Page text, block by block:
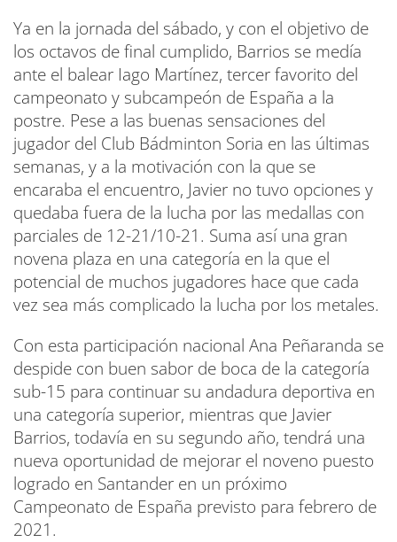
Ya en la jornada del sábado, y con el objetivo de
los octavos de final cumplido, Barrios se medía
ante el balear Iago Martínez, tercer favorito del
campeonato y subcampeón de España a la
postre. Pese a las buenas sensaciones del
jugador del Club Bádminton Soria en las últimas
semanas, y a la motivación con la que se
encaraba el encuentro, Javier no tuvo opciones y
quedaba fuera de la lucha por las medallas con
parciales de 12-21/10-21. Suma así una gran
novena plaza en una categoría en la que el
potencial de muchos jugadores hace que cada
vez sea más complicado la lucha por los metales.
Con esta participación nacional Ana Peñaranda se
despide con buen sabor de boca de la categoría
sub-15 para continuar su andadura deportiva en
una categoría superior, mientras que Javier
Barrios, todavía en su segundo año, tendrá una
nueva oportunidad de mejorar el noveno puesto
logrado en Santander en un próximo
Campeonato de España previsto para febrero de
2021.